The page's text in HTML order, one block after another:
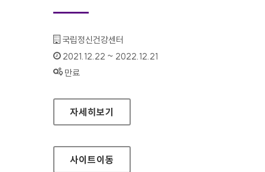
기관명 :
국립정신건강센터
인증기간 :
2021.12.22 ~ 2022.12.21
상태 :
만료
국립정신건강센터 의료부
자세히보기
사이트이동